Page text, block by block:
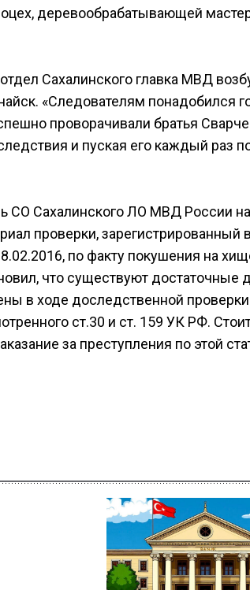
деревообрабатывающей
Сахалинского главка МВД
«Следователям понадобился
проворачивали братья
и пуская его каждый раз
СО Сахалинского ЛО МВД России на
проверки, зарегистрированный
по факту покушения на
что существуют достаточные
в ходе доследственной
ст.30 и ст. 159 УК РФ.
за преступления по этой